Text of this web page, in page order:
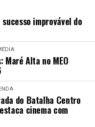
sucesso improvável do
Maré Alta no MEO
do Batalha Centro
cinema com